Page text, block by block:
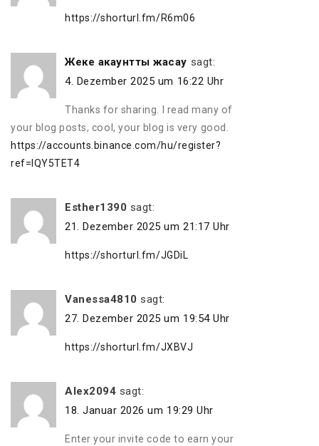
https://shorturl.fm/R6m06
Жеке акаунтты жасау sagt:
4. Dezember 2025 um 16:22 Uhr
Thanks for sharing. I read many of
your blog posts, cool, your blog is very good.
https://accounts.binance.com/hu/register?
ref=IQY5TET4
Esther1390 sagt:
21. Dezember 2025 um 21:17 Uhr
https://shorturl.fm/JGDiL
Vanessa4810 sagt:
27. Dezember 2025 um 19:54 Uhr
https://shorturl.fm/JXBVJ
Alex2094 sagt:
18. Januar 2026 um 19:29 Uhr
Enter your invite code to earn your